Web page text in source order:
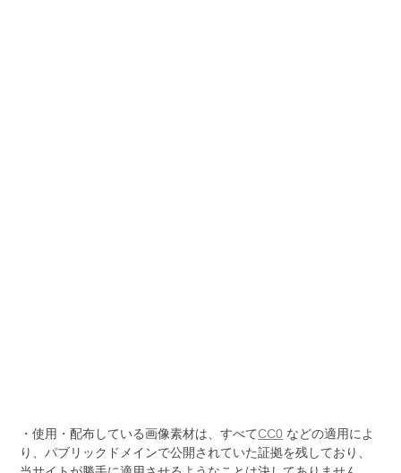
・使用・配布している画像素材は、すべてCC0 などの適用によ
り、パブリックドメインで公開されていた証拠を残しており、